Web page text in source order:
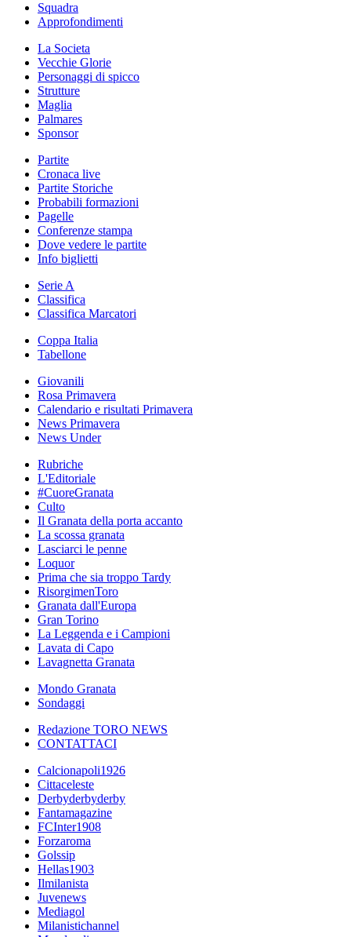
Squadra
Approfondimenti
La Societa
Vecchie Glorie
Personaggi di spicco
Strutture
Maglia
Palmares
Sponsor
Partite
Cronaca live
Partite Storiche
Probabili formazioni
Pagelle
Conferenze stampa
Dove vedere le partite
Info biglietti
Serie A
Classifica
Classifica Marcatori
Coppa Italia
Tabellone
Giovanili
Rosa Primavera
Calendario e risultati Primavera
News Primavera
News Under
Rubriche
L'Editoriale
#CuoreGranata
Culto
Il Granata della porta accanto
La scossa granata
Lasciarci le penne
Loquor
Prima che sia troppo Tardy
RisorgimenToro
Granata dall'Europa
Gran Torino
La Leggenda e i Campioni
Lavata di Capo
Lavagnetta Granata
Mondo Granata
Sondaggi
Redazione TORO NEWS
CONTATTACI
Calcionapoli1926
Cittaceleste
Derbyderbyderby
Fantamagazine
FCInter1908
Forzaroma
Golssip
Hellas1903
Ilmilanista
Juvenews
Mediagol
Milanistichannel